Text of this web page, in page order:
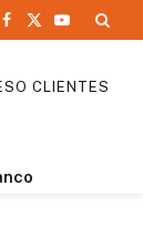
Facebook
X
YouTube
CLIENTES